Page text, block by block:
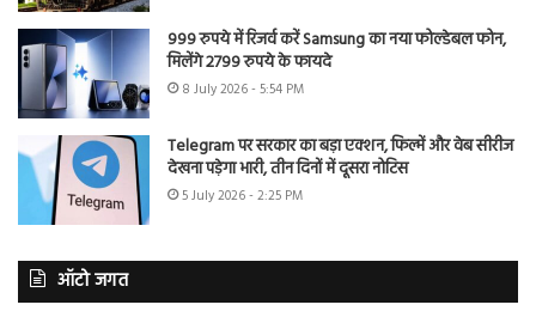
999 रुपये में रिजर्व करें Samsung का नया फोल्डेबल फोन,
मिलेंगे 2799 रुपये के फायदे
8 July 2026 - 5:54 PM
Telegram पर सरकार का बड़ा एक्शन, फिल्में और वेब सीरीज
देखना पड़ेगा भारी, तीन दिनों में दूसरा नोटिस
5 July 2026 - 2:25 PM
ऑटो जगत